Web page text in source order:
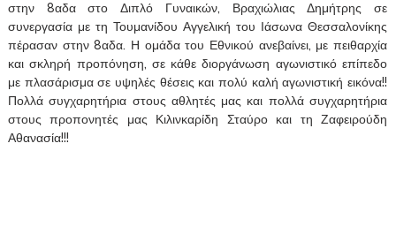
στην 8αδα στο Διπλό Γυναικών, Βραχιώλιας Δημήτρης σε
συνεργασία με τη Τουμανίδου Αγγελική του Ιάσωνα Θεσσαλονίκης
πέρασαν στην 8αδα. Η ομάδα του Εθνικού ανεβαίνει, με πειθαρχία
και σκληρή προπόνηση, σε κάθε διοργάνωση αγωνιστικό επίπεδο
με πλασάρισμα σε υψηλές θέσεις και πολύ καλή αγωνιστική εικόνα!!
Πολλά συγχαρητήρια στους αθλητές μας και πολλά συγχαρητήρια
στους προπονητές μας Κιλινκαρίδη Σταύρο και τη Ζαφειρούδη
Αθανασία!!!